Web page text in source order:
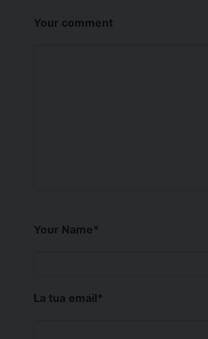
Your comment
Your Name*
La tua email*